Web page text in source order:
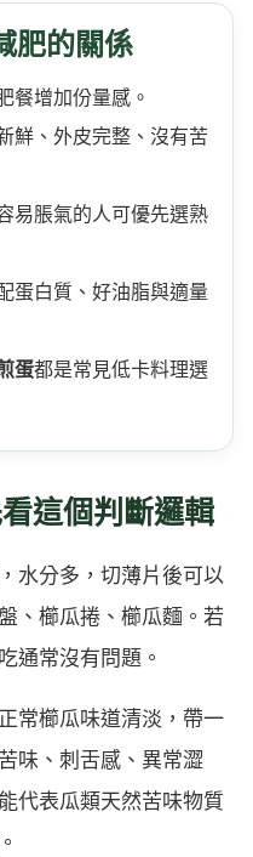
肥的關係
餐增加份量感。
鮮、外皮完整、沒有苦
易脹氣的人可優先選熟
蛋白質、好油脂與適量
蛋都是常見低卡料理選
這個判斷邏輯
水分多，切薄片後可以
、櫛瓜捲、櫛瓜麵。若
通常沒有問題。
常櫛瓜味道清淡，帶一
味、刺舌感、異常澀
代表瓜類天然苦味物質